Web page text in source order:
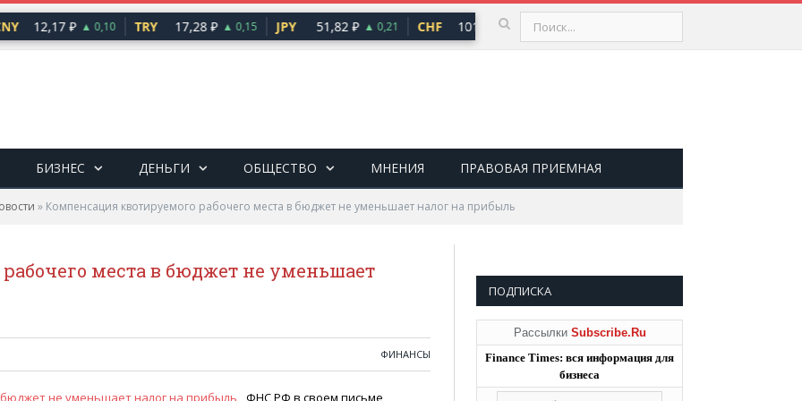
12,17 ₽ ▲ 0,10 TRY 17,28 ₽ ▲ 0,15 JPY 51,82 ₽ ▲ 0,21 CHF 101,30 ₽ ▲ 0,64 USD
БИЗНЕС ДЕНЬГИ ОБЩЕСТВО МНЕНИЯ ПРАВОВАЯ ПРИЕМНАЯ
» Компенсация квотируемого рабочего места в бюджет не уменьшает налог на прибыль
места в бюджет не уменьшает
ФИНАНСЫ
ФНС РФ в своем письме
ПОДПИСКА
Рассылки Subscribe.Ru
Finance Times: вся информация для
бизнеса